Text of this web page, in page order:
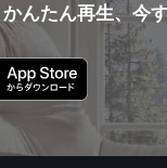
んたん再生、今